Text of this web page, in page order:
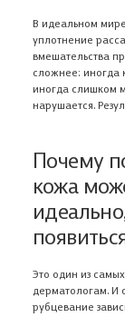
В идеальном
уплотнение
вмешательства
сложнее: иногда
иногда слишком
нарушается.
Почему
кожа
Это один из
дерматологам. И
рубцевание